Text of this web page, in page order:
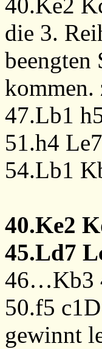
40.Ke2
die 3.
kommen.
47.Lb1
51.h4 Le7
54.Lb1
40.Ke2
45.Ld7
46…Kb3
50.f5 c1D
gewinnt